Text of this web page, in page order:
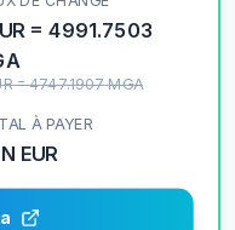
=4991.7503
=4747.1907MGA
À PAYER
EUR